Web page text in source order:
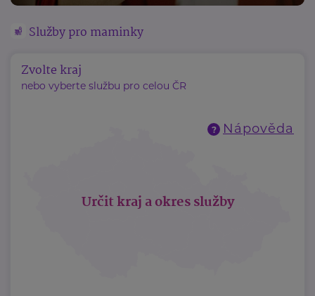
Služby pro maminky
Zvolte kraj
nebo vyberte službu pro celou ČR
? Nápověda
Určit kraj a okres služby